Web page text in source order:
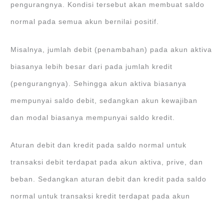
pengurangnya. Kondisi tersebut akan membuat saldo
normal pada semua akun bernilai positif.
Misalnya, jumlah debit (penambahan) pada akun aktiva
biasanya lebih besar dari pada jumlah kredit
(pengurangnya). Sehingga akun aktiva biasanya
mempunyai saldo debit, sedangkan akun kewajiban
dan modal biasanya mempunyai saldo kredit.
Aturan debit dan kredit pada saldo normal untuk
transaksi debit terdapat pada akun aktiva, prive, dan
beban. Sedangkan aturan debit dan kredit pada saldo
normal untuk transaksi kredit terdapat pada akun